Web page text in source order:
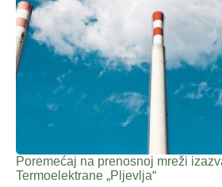
Poremećaj na prenosnoj mreži
Termoelektrane „Pljevlja“